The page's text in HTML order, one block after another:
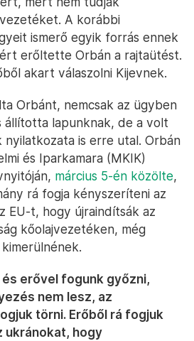
A korábbi
ismerő egyik forrás ennek
erőltette Orbán a rajtaütést.
akart válaszolni Kijevnek.
Orbánt, nemcsak az ügyben
lapunknak, de a volt
nyilatkozata is erre utal. Orbán
és Iparkamara (MKIK)
március 5-én közölte,
rá fogja kényszeríteni az
EU-t, hogy újraindítsák az
kőolajvezetéken, még
és erővel fogunk győzni,
nem lesz, az
törni. Erőből rá fogjuk
ukránokat, hogy